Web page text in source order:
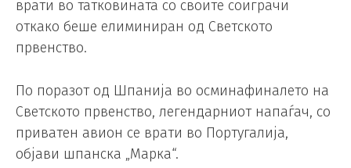
врати во татковината со своите соиграчи
откако беше елиминиран од Светското
првенство.
По поразот од Шпанија во осминафиналето на
Светското првенство, легендарниот напаѓач, со
приватен авион се врати во Португалија,
објави шпанска „Марка“.